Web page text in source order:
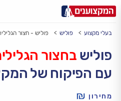
עירעיר: תל אביב, חיפה…
בעלי מקצוע פוליש פוליש - חצור
פוליש בחצור
עם הפיקוח של
מחירון